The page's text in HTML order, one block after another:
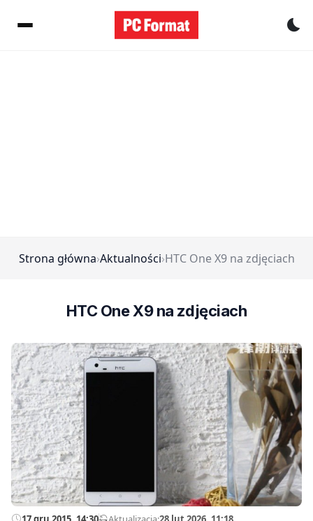
Strona główna›Aktualności›HTC One X9 na zdjęciach
HTC One X9 na zdjęciach